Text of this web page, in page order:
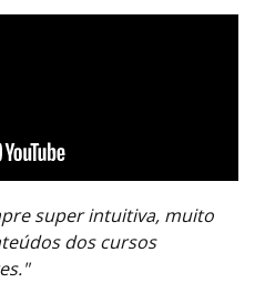
super intuitiva, muito
dos cursos